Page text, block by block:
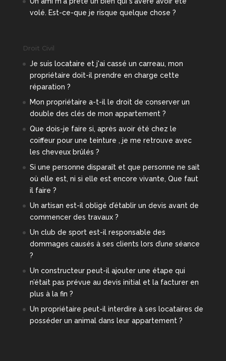
volé. Est-ce-que je risque quelque chose ?
Droit Civil
Je suis locataire et j'ai cassé un carreau, mon
propriétaire doit-il prendre en charge cette
réparation ?
Mon propriétaire a-t-il le droit de conserver un
double des clés de mon appartement ?
Que dois-je faire si, après avoir été chez le
coiffeur pour une teinture , je me retrouve avec
les cheveux brûlés ?
Si une personne disparaît et que personne ne sait
où elle est, ni si elle est encore vivante, Que faut
il faire ?
Un artisan est-il obligé d’établir un devis avant de
commencer des travaux ?
Un club de sport est-il responsable des
dommages causés à ses clients lors d’une séance
?
Un constructeur peut-il ajouter une étape qui
n’était pas prévue au devis initial et la facturer en
plus à la fin ?
Un propriétaire peut-il interdire à ses locataires de
posséder un animal dans leur appartement ?